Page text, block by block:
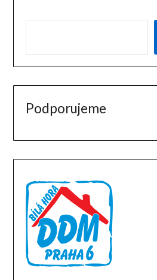
Podporujeme